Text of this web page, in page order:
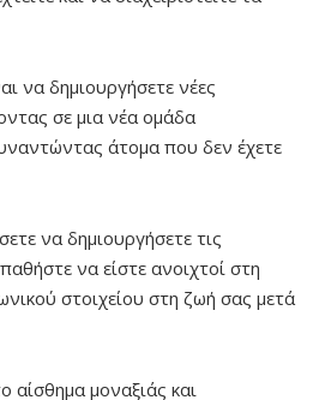
να δημιουργήσετε νέες
σε μια νέα ομάδα
άτομα που δεν έχετε
να δημιουργήσετε τις
να είστε ανοιχτοί στη
στοιχείου στη ζωή σας μετά
αίσθημα μοναξιάς και